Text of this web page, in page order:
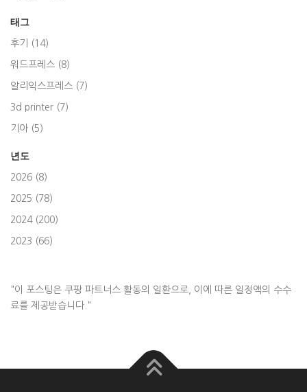
태그
후기 (14)
워드프레스 (8)
알리익스프레스 (7)
3d printer (7)
기아 (5)
년도
2026 (8)
2025 (78)
2024 (200)
2023 (66)
"이 포스팅은 쿠팡 파트너스 활동의 일환으로, 이에 따른 일정액의 수수
료를 제공받습니다."